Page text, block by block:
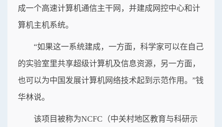
成一个高速计算机通信主干网，并建成网控中心和计
算机主机系统。
“如果这一系统建成，一方面，科学家可以在自己
的实验室里共享超级计算机及信息资源，另一方面，
也可以为中国发展计算机网络技术起到示范作用。”钱
华林说。
该项目被称为NCFC（中关村地区教育与科研示